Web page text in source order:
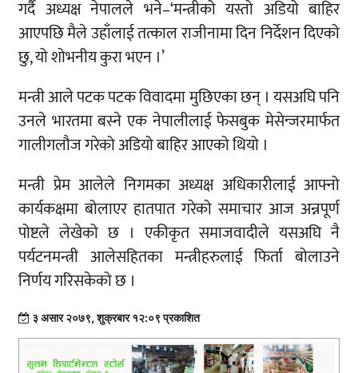
गर्दै अध्यक्ष नेपालले भने–‘मन्त्रीको यस्तो अडियो बाहिर
आएपछि मैले उहाँलाई तत्काल राजीनामा दिन निर्देशन दिएको
छु, यो शोभनीय कुरा भएन ।’
मन्त्री आले पटक पटक विवादमा मुछिएका छन् । यसअघि पनि
उनले भारतमा बस्ने एक नेपालीलाई फेसबुक मेसेन्जरमार्फत
गालीगलौज गरेको अडियो बाहिर आएको थियो ।
मन्त्री प्रेम आलेले निगमका अध्यक्ष अधिकारीलाई आफ्नो
कार्यकक्षमा बोलाएर हातपात गरेको समाचार आज अन्नपूर्ण
पोष्टले लेखेको छ । एकीकृत समाजवादीले यसअघि नै
पर्यटनमन्त्री आलेसहितका मन्त्रीहरुलाई फिर्ता बोलाउने
निर्णय गरिसकेको छ ।
३ असार २०७९, शुक्रबार १२:०९ प्रकाशित